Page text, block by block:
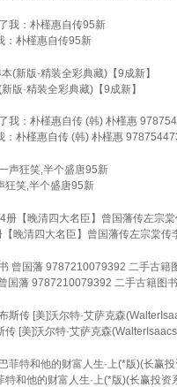
：朴槿惠自传95新
版·精装全彩典藏)【9成新】
：朴槿惠自传 (韩) 朴槿惠
狂笑,半个盛唐95新
晚清四大名臣】曾国藩传左宗棠传
国藩 9787210079392 二手古籍图
传 [美]沃尔特·艾萨克森
特和他的财富人生·上(*版)(长赢投资